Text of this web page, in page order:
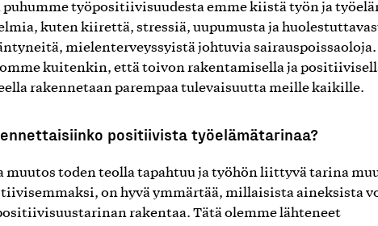
puhumme työpositiivisuudesta emme kiistä työn ja
kuten kiirettä, stressiä, uupumusta ja
mielenterveyssyistä johtuvia sairauspoissaoloja.
kuitenkin, että toivon rakentamisella ja
rakennetaan parempaa tulevaisuutta meille kaikille.
positiivista työelämätarinaa?
muutos toden teolla tapahtuu ja työhön liittyvä tarina
on hyvä ymmärtää, millaisista aineksista
rakentaa. Tätä olemme lähteneet